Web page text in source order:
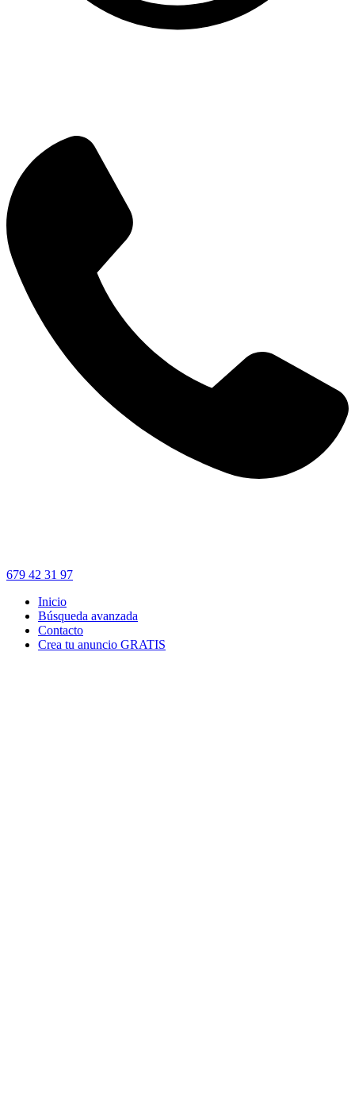
679 42 31 97
Inicio
Búsqueda avanzada
Contacto
Crea tu anuncio GRATIS